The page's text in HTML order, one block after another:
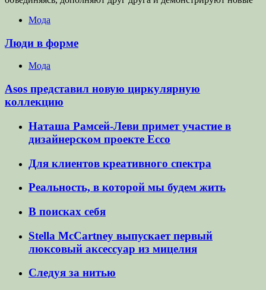
Мода
Люди в форме
Мода
Asos представил новую циркулярную
коллекцию
Наташа Рамсей-Леви примет участие в
дизайнерском проекте Ecco
Для клиентов креативного спектра
Реальность, в которой мы будем жить
В поисках себя
Stella McCartney выпускает первый
люксовый аксессуар из мицелия
Следуя за нитью